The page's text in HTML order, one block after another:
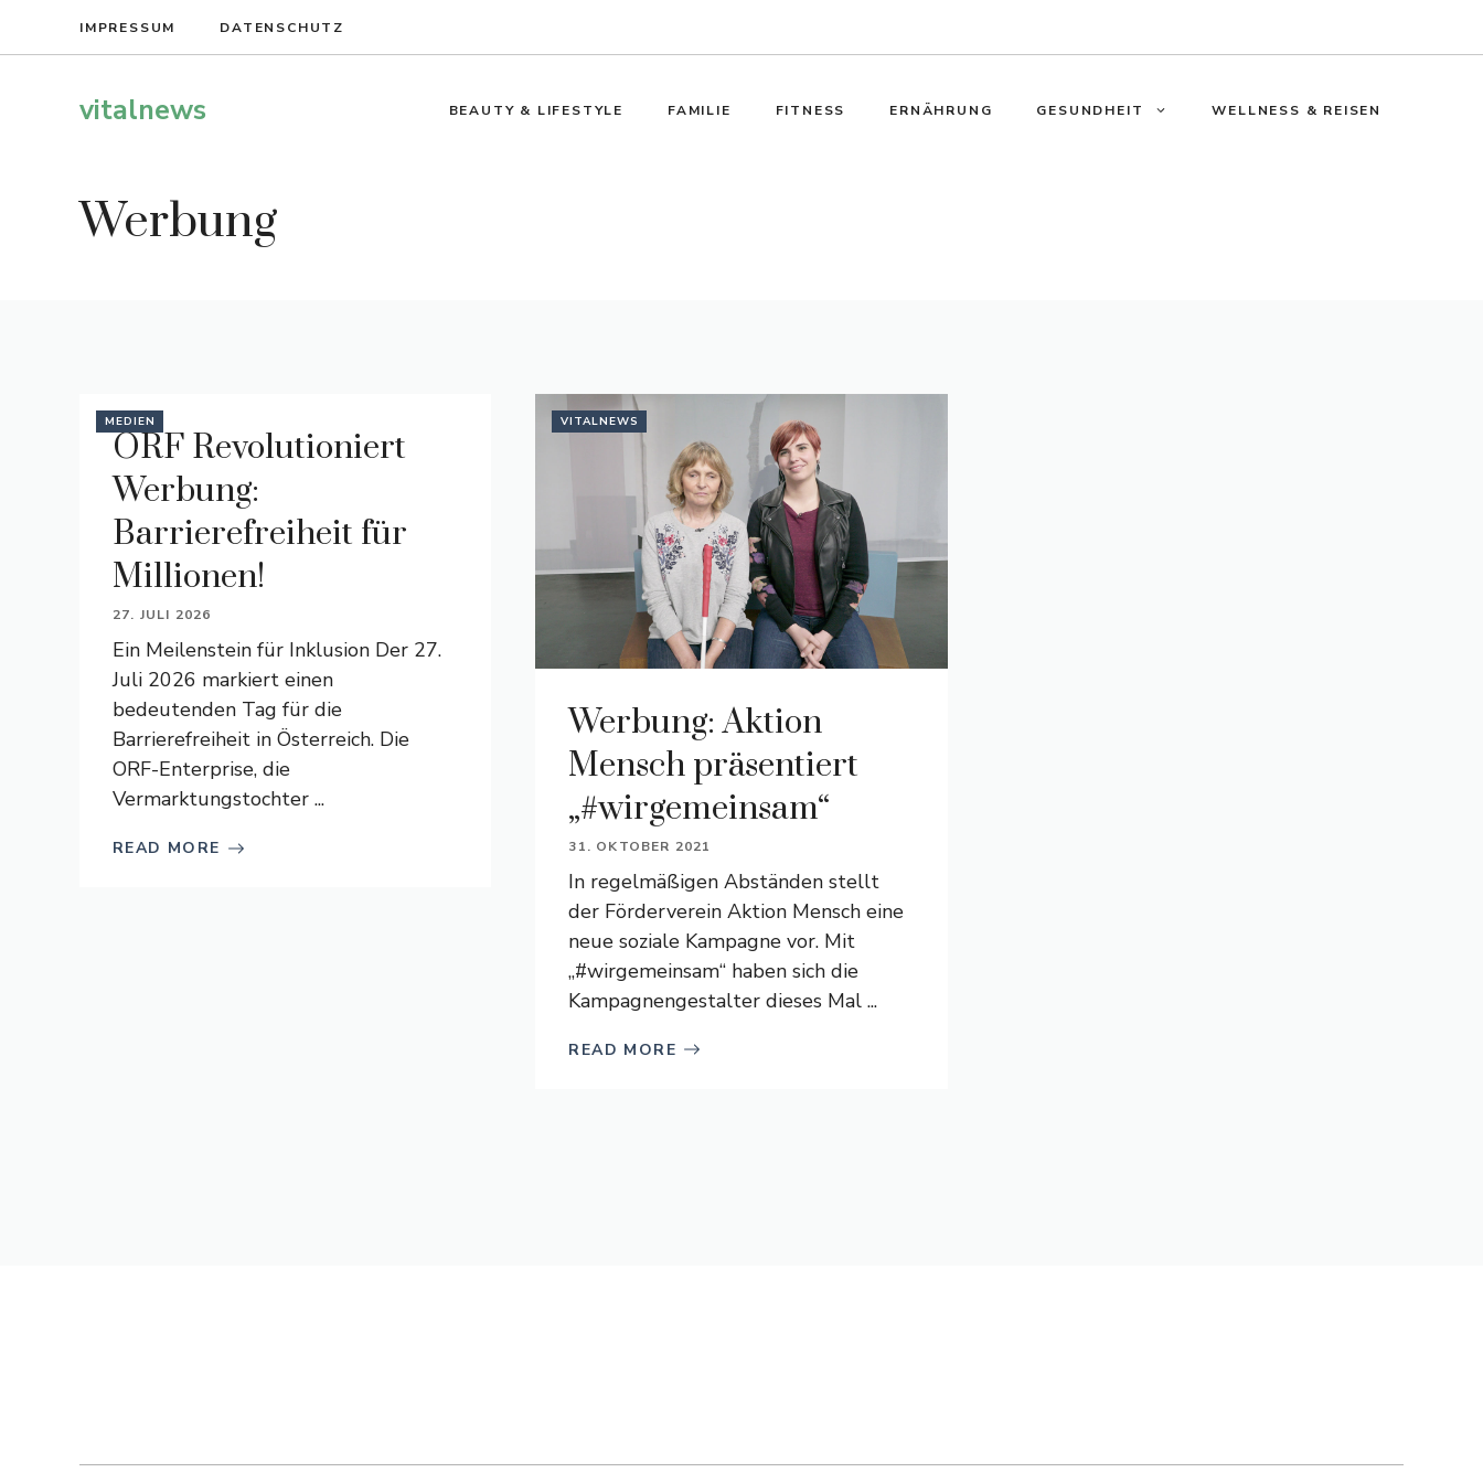
IMPRESSUM DATENSCHUTZ
vitalnews BEAUTY & LIFESTYLE FAMILIE FITNESS ERNÄHRUNG GESUNDHEIT WELLNESS & REISEN
Werbung
MEDIEN
ORF Revolutioniert
Werbung:
Barrierefreiheit für
Millionen!
27. JULI 2026
Ein Meilenstein für Inklusion Der 27.
Juli 2026 markiert einen
bedeutenden Tag für die
Barrierefreiheit in Österreich. Die
ORF-Enterprise, die
Vermarktungstochter ...
READ MORE
VITALNEWS
Werbung: Aktion
Mensch präsentiert
„#wirgemeinsam“
31. OKTOBER 2021
In regelmäßigen Abständen stellt
der Förderverein Aktion Mensch eine
neue soziale Kampagne vor. Mit
„#wirgemeinsam“ haben sich die
Kampagnengestalter dieses Mal ...
READ MORE